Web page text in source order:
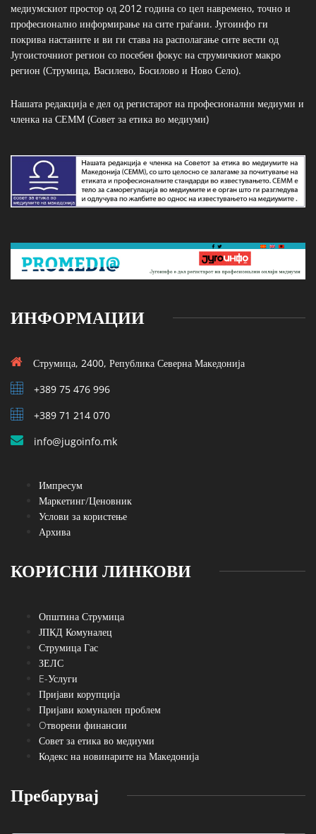
медиумскиот простор од 2012 година со цел навремено, точно и
професионално информирање на сите граѓани. Југоинфо ги
покрива настаните и ви ги става на располагање сите вести од
Југоисточниот регион со посебен фокус на струмичкиот макро
регион (Струмица, Василево, Босилово и Ново Село).
Нашата редакција е дел од регистарот на професионални медиуми и
членка на СЕММ (Совет за етика во медиуми)
ИНФОРМАЦИИ
Струмица, 2400, Република Северна Македонија
+389 75 476 996
+389 71 214 070
info@jugoinfo.mk
Импресум
Маркетинг/Ценовник
Услови за користење
Архива
КОРИСНИ ЛИНКОВИ
Општина Струмица
ЈПКД Комуналец
Струмица Гас
ЗЕЛС
E-Услуги
Пријави корупција
Пријави комунален проблем
Oтворени финансии
Совет за етика во медиуми
Кодекс на новинарите на Македонија
Пребарувај